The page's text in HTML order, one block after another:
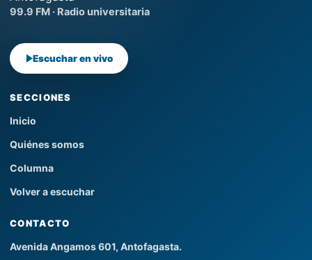
99.9 FM · Radio universitaria
Escuchar en vivo
SECCIONES
Inicio
Quiénes somos
Columna
Volver a escuchar
CONTACTO
Avenida Angamos 601, Antofagasta.